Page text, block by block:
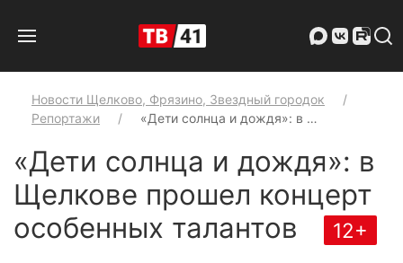
Новости Щелково, Фрязино, Звездный городок
Репортажи
«Дети солнца и дождя»: в …
«Дети солнца и дождя»: в
Щелкове прошел концерт
особенных талантов
12+